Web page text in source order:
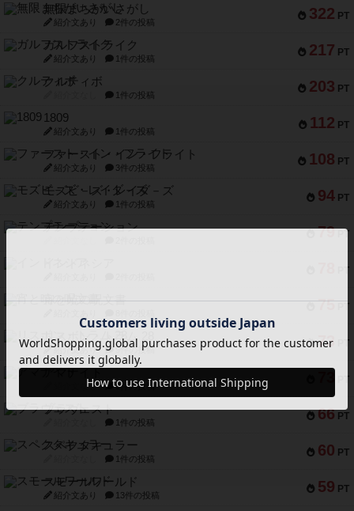
322 PT
無限まちがいさがし
紹介文あり 2件の投稿
217 PT
ガルフストライク
紹介文あり 1件の投稿
203 PT
クルティボ
1件の投稿
112 PT
1809
紹介文あり 1件の投稿
108 PT
ファースト・イン・フライト
紹介文あり 3件の投稿
94 PT
モズビ－ズ・レイダ－ズ
紹介文あり 1件の投稿
79 PT
テンプテーション
PT
75 PT
宵と暁の呪文書
73 PT
リスボン・トラム 28
紹介文あり 9件の投稿
PT
紹介文なし 1件の投稿
66 PT
ブラヴェスト
1件の投稿
60 PT
スペクタキュラー
1件の投稿
59 PT
スモールワールド
紹介文あり 13件の投稿